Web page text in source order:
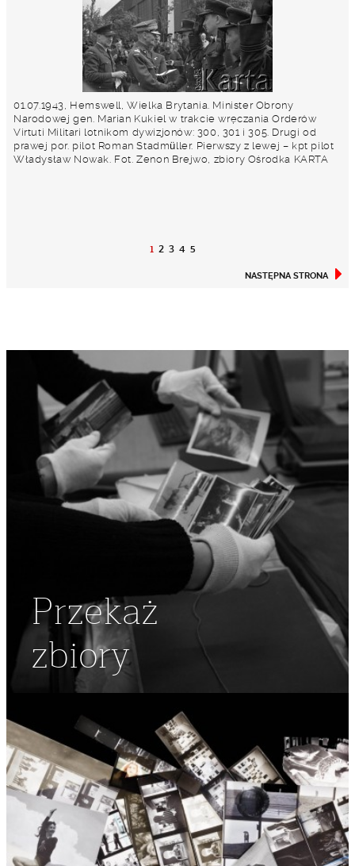
01.07.1943, Hemswell, Wielka Brytania. Minister Obrony
Narodowej gen. Marian Kukiel w trakcie wręczania Orderów
Virtuti Militari lotnikom dywizjonów: 300, 301 i 305. Drugi od
prawej por. pilot Roman Stadmüller. Pierwszy z lewej – kpt pilot
Władysław Nowak. Fot. Zenon Brejwo, zbiory Ośrodka KARTA
1 2 3 4 5
NASTĘPNA STRONA
Przekaż
zbiory